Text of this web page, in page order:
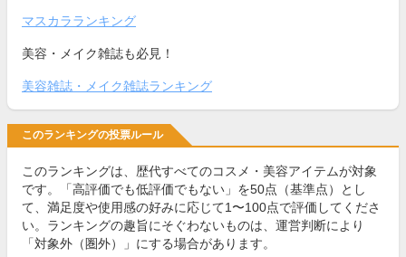
マスカラランキング
美容・メイク雑誌も必見！
美容雑誌・メイク雑誌ランキング
このランキングの投票ルール
このランキングは、歴代すべてのコスメ・美容アイテムが対象
です。「高評価でも低評価でもない」を50点（基準点）とし
て、満足度や使用感の好みに応じて1〜100点で評価してくださ
い。ランキングの趣旨にそぐわないものは、運営判断により
「対象外（圏外）」にする場合があります。